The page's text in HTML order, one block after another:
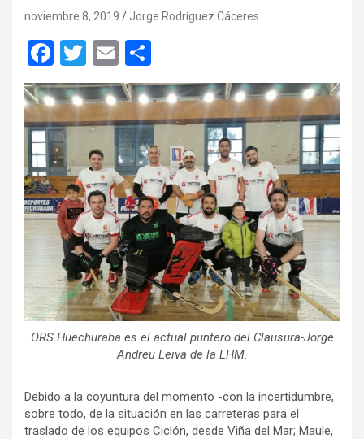
noviembre 8, 2019 Jorge Rodríguez Cáceres
F
a
ce
b
o
o
k
T
wi
tt
er
E
m
ail
o
m
p
ar
tir
ORS Huechuraba es el actual puntero del Clausura-Jorge
Andreu Leiva de la LHM.
Debido a la coyuntura del momento -con la incertidumbre,
sobre todo, de la situación en las carreteras para el
traslado de los equipos Ciclón, desde Viña del Mar; Maule,